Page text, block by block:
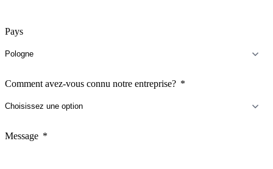
Pays
Comment avez-vous connu notre entreprise?
Message